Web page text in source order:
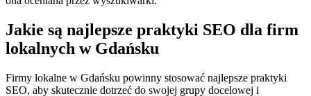
Jakie są najlepsze praktyki SEO dla firm
lokalnych w Gdańsku
Firmy lokalne w Gdańsku powinny stosować najlepsze praktyki
SEO, aby skutecznie dotrzeć do swojej grupy docelowej i